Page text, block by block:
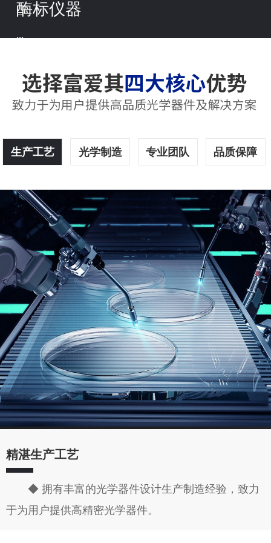
酶标仪器
...
生产工艺 光学制造 专业团队 品质保障
精湛生产工艺
◆ 拥有丰富的光学器件设计生产制造经验，致力
于为用户提供高精密光学器件。